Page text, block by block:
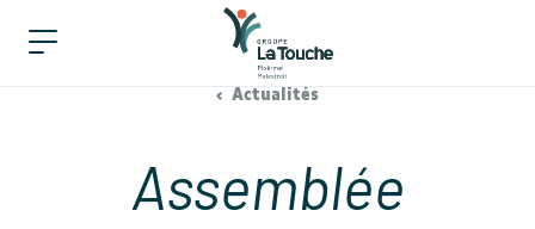
Actualités
Assemblée